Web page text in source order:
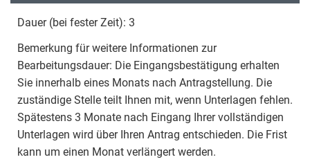
Dauer (bei fester Zeit): 3
Bemerkung für weitere Informationen zur
Bearbeitungsdauer: Die Eingangsbestätigung erhalten
Sie innerhalb eines Monats nach Antragstellung. Die
zuständige Stelle teilt Ihnen mit, wenn Unterlagen fehlen.
Spätestens 3 Monate nach Eingang Ihrer vollständigen
Unterlagen wird über Ihren Antrag entschieden. Die Frist
kann um einen Monat verlängert werden.